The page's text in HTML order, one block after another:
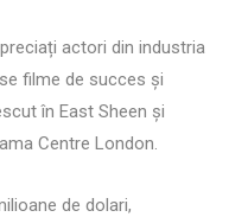
actori din industria
filme de succes și
în East Sheen și
Centre London.
de dolari,